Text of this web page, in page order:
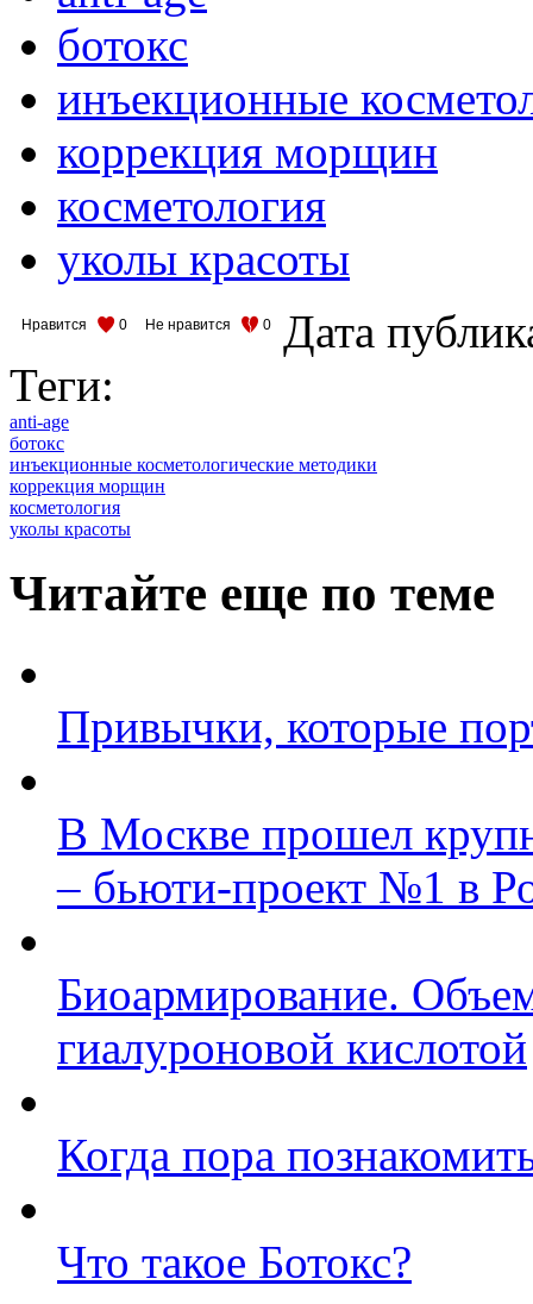
ботокс
инъекционные
коррекция морщин
косметология
уколы красоты
Нравится 0 Не нравится 0
Дата
Теги:
anti-age
ботокс
инъекционные косметологические методики
коррекция морщин
косметология
уколы красоты
Читайте еще по теме
Привычки, которые
В Москве прошел
– бьюти-проект №1 в
Биоармирование.
гиалуроновой кислотой
Когда пора
Что такое Ботокс?